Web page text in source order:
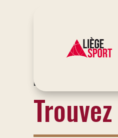
LE SITE DU SPORT